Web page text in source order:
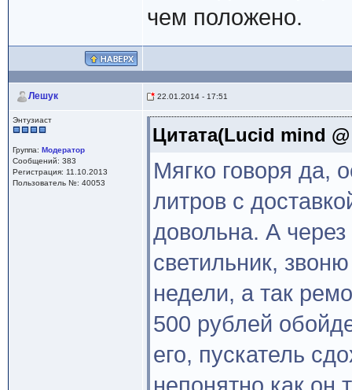
чем положено.
Лешук 22.01.2014 - 17:51
Энтузиаст
Группа: Модератор
Сообщений: 383
Регистрация: 11.10.2013
Пользователь №: 40053
Цитата(Lucid mind
Мягко говоря да,
литров с
довольна. А
светильник,
недели, а так
500 рублей
его, пускатель